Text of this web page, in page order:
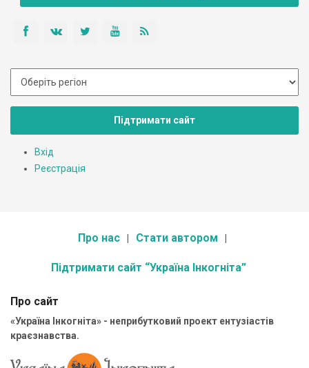
Підтримати сайт
Вхід
Реєстрація
Про нас Стати автором
Підтримати сайт “Україна Інкогніта”
Про сайт
«Україна Інкогніта» - неприбутковий проект ентузіастів
краєзнавства.